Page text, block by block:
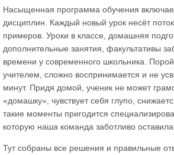
Насыщенная программа обучения
дисциплин. Каждый новый урок несёт
примеров. Уроки в классе, домашняя
дополнительные занятия, факультативы
времени у современного школьника.
учителем, сложно воспринимается и не
минут. Придя домой, ученик не может
«домашку», чувствует себя глупо,
такие моменты пригодится
которую наша команда заботливо оставила
Тут собраны все решения и правильные